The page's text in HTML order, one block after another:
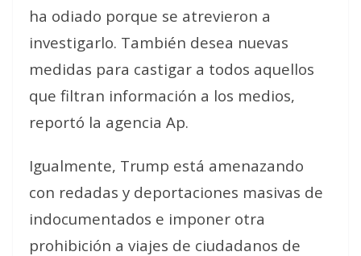
ha odiado porque se atrevieron a
investigarlo. También desea nuevas
medidas para castigar a todos aquellos
que filtran información a los medios,
reportó la agencia Ap.
Igualmente, Trump está amenazando
con redadas y deportaciones masivas de
indocumentados e imponer otra
prohibición a viajes de ciudadanos de